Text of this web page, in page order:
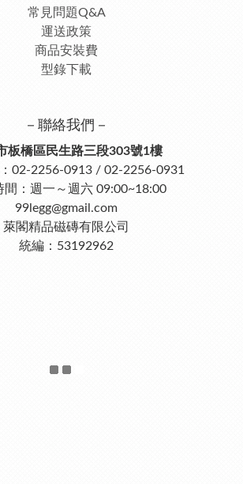
常見問題Q&A
運送政策
商品安裝費
型錄下載
－聯絡我們－
板橋區民生路三段303號1樓
02-2256-0913 / 02-2256-0931
間：週一～週六 09:00~18:00
99legg@gmail.com
萊閣精品磁磚有限公司
統編：53192962